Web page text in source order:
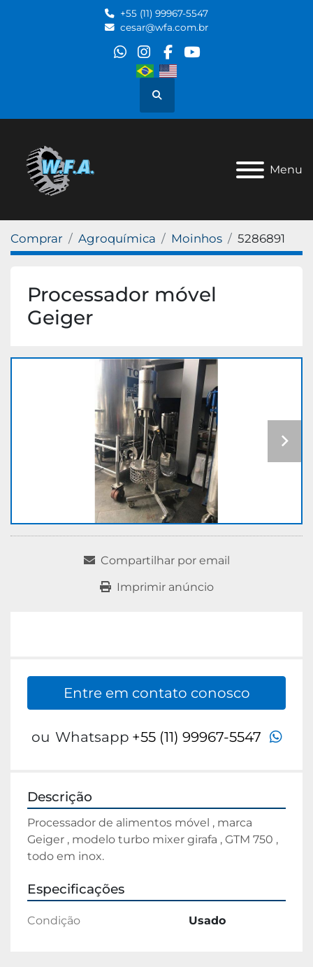
+55 (11) 99967-5547
cesar@wfa.com.br
whatsapp
instagram
facebook
youtube
Pesquisar
Menu
Comprar Agroquímica Moinhos 5286891
Processador móvel
Geiger
Compartilhar por email
Imprimir anúncio
Entre em contato conosco
ou Whatsapp +55 (11) 99967-5547
Descrição
Processador de alimentos móvel , marca
Geiger , modelo turbo mixer girafa , GTM 750 ,
todo em inox.
Especificações
Condição Usado